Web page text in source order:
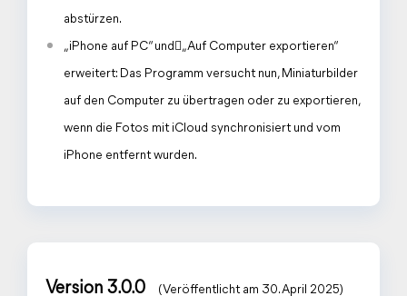
abstürzen.
„iPhone auf PC“ und򹣘„Auf Computer exportieren“
erweitert: Das Programm versucht nun, Miniaturbilder
auf den Computer zu übertragen oder zu exportieren,
wenn die Fotos mit iCloud synchronisiert und vom
iPhone entfernt wurden.
Version 3.0.0 (Veröffentlicht am 30. April 2025)